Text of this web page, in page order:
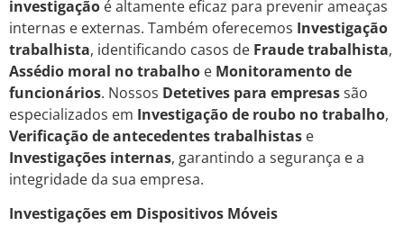
investigação é altamente eficaz para prevenir ameaças
internas e externas. Também oferecemos Investigação
trabalhista, identificando casos de Fraude trabalhista,
Assédio moral no trabalho e Monitoramento de
funcionários. Nossos Detetives para empresassão
especializados em Investigação de roubo no trabalho,
Verificação de antecedentes trabalhistas e
Investigações internas, garantindo a segurança e a
integridade da sua empresa.
Investigações em Dispositivos Móveis